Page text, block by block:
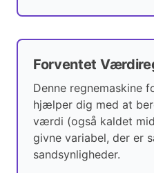
Forventet
Denne regnemaskine
hjælper dig med at
værdi (også kaldet
givne variabel, der er
sandsynligheder.